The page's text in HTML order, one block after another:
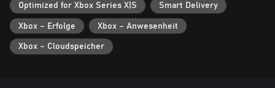
Optimized for Xbox Series X|S Smart Delivery
Xbox – Erfolge Xbox – Anwesenheit
Xbox – Cloudspeicher